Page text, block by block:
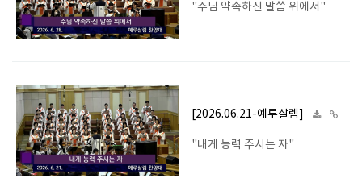
"주님 약속하신 말씀 위에서"
[2026.06.21-예루살렘]
"내게 능력 주시는 자"